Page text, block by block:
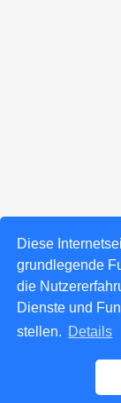
Diese
grundlegende
die
Dienste und
stellen. Details